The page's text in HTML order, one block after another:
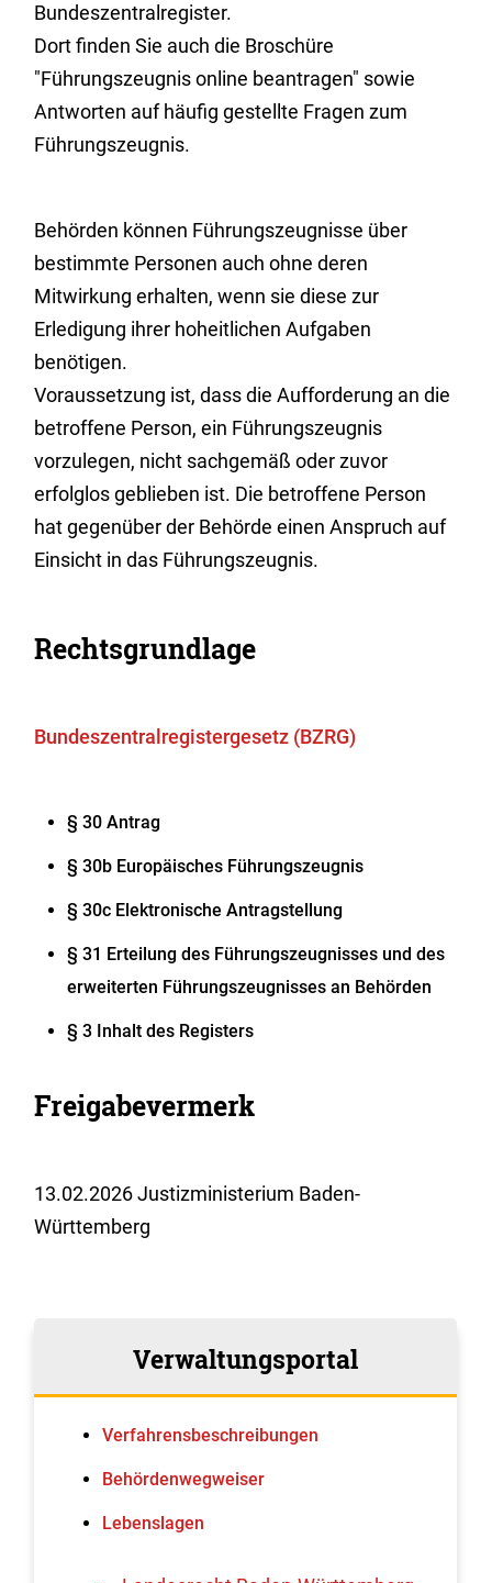
Bundeszentralregister.
Dort finden Sie auch die Broschüre
"Führungszeugnis online beantragen" sowie
Antworten auf häufig gestellte Fragen zum
Führungszeugnis.
Behörden können Führungszeugnisse über
bestimmte Personen auch ohne deren
Mitwirkung erhalten, wenn sie diese zur
Erledigung ihrer hoheitlichen Aufgaben
benötigen.
Voraussetzung ist, dass die Aufforderung an die
betroffene Person, ein Führungszeugnis
vorzulegen, nicht sachgemäß oder zuvor
erfolglos geblieben ist. Die betroffene Person
hat gegenüber der Behörde einen Anspruch auf
Einsicht in das Führungszeugnis.
Rechtsgrundlage
Bundeszentralregistergesetz (BZRG)
§ 30 Antrag
§ 30b Europäisches Führungszeugnis
§ 30c Elektronische Antragstellung
§ 31 Erteilung des Führungszeugnisses und des
erweiterten Führungszeugnisses an Behörden
§ 3 Inhalt des Registers
Freigabevermerk
13.02.2026 Justizministerium Baden-
Württemberg
Verwaltungsportal
Verfahrens­beschreibungen
Behördenwegweiser
Lebenslagen